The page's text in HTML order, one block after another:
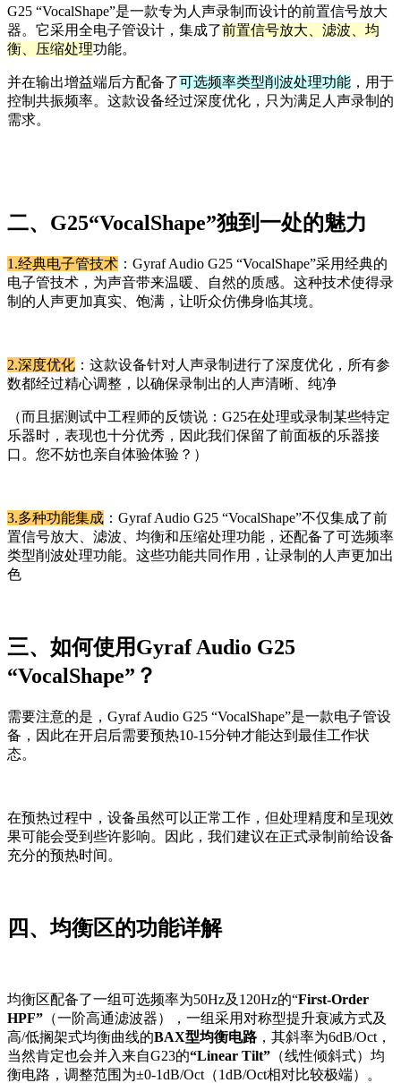
G25 “VocalShape”是一款专为人声录制而设计的前置信号放大
器。它采用全电子管设计，集成了前置信号放大、滤波、均
衡、压缩处理功能。
并在输出增益端后方配备了可选频率类型削波处理功能 ，用于
控制共振频率。这款设备经过深度优化，只为满足人声录制的
需求。
二、G25“VocalShape”独到一处的魅力
1.经典电子管技术 ：Gyraf Audio G25 “VocalShape”采用经典的
电子管技术，为声音带来温暖、自然的质感。这种技术使得录
制的人声更加真实、饱满，让听众仿佛身临其境。
2.深度优化 ：这款设备针对人声录制进行了深度优化，所有参
数都经过精心调整，以确保录制出的人声清晰、纯净
（而且据测试中工程师的反馈说：G25在处理或录制某些特定
乐器时，表现也十分优秀，因此我们保留了前面板的乐器接
口。您不妨也亲自体验体验？）
3.多种功能集成 ：Gyraf Audio G25 “VocalShape”不仅集成了前
置信号放大、滤波、均衡和压缩处理功能，还配备了可选频率
类型削波处理功能。这些功能共同作用，让录制的人声更加出
色
三、如何使用Gyraf Audio G25
“VocalShape”？
需要注意的是，Gyraf Audio G25 “VocalShape”是一款电子管设
备，因此在开启后需要预热10-15分钟才能达到最佳工作状
态。
在预热过程中，设备虽然可以正常工作，但处理精度和呈现效
果可能会受到些许影响。因此，我们建议在正式录制前给设备
充分的预热时间。
四、均衡区的功能详解
均衡区配备了一组可选频率为50Hz及120Hz的“First-Order
HPF” （一阶高通滤波器），一组采用对称型提升衰减方式及
高/低搁架式均衡曲线的BAX型均衡电路 ，其斜率为6dB/Oct，
当然肯定也会并入来自G23的“Linear Tilt” （线性倾斜式）均
衡电路，调整范围为±0-1dB/Oct（1dB/Oct相对比较极端）。